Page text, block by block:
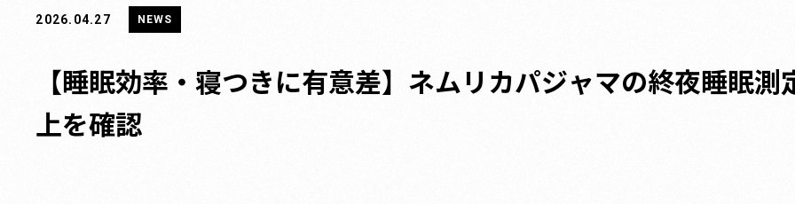
2026.04.27 NEWS
【睡眠効率・寝つきに有意差】ネムリカパジャマの終夜睡眠
上を確認